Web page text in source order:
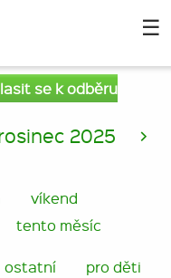
☰
se k odběru
2025 >
víkend
tento měsíc
ostatní
pro děti